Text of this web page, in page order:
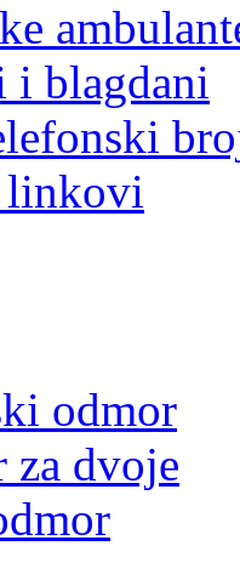
i blagdani
odmor
za dvoje